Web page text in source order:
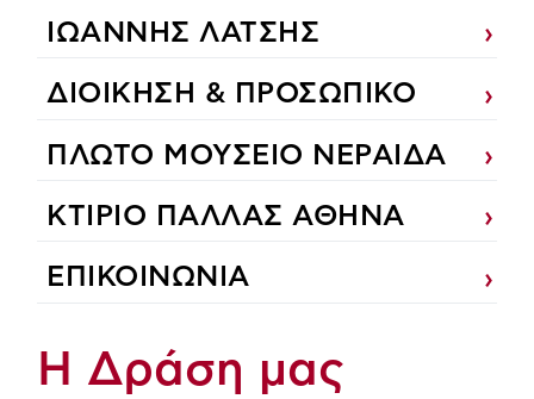
ΙΩΑΝΝΗΣ ΛΑΤΣΗΣ
ΔΙΟΙΚΗΣΗ & ΠΡΟΣΩΠΙΚΟ
ΠΛΩΤΟ ΜΟΥΣΕΙΟ ΝΕΡΑΙΔΑ
ΚΤΙΡΙΟ ΠΑΛΛΑΣ ΑΘΗΝΑ
ΕΠΙΚΟΙΝΩΝΙΑ
Η Δράση μας